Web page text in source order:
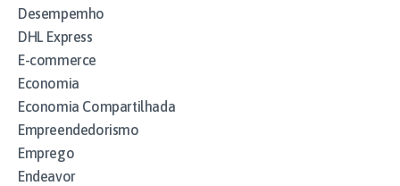
Desempemho
DHL Express
E-commerce
Economia
Economia Compartilhada
Empreendedorismo
Emprego
Endeavor